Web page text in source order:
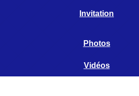
Invitation
Photos
Vidéos